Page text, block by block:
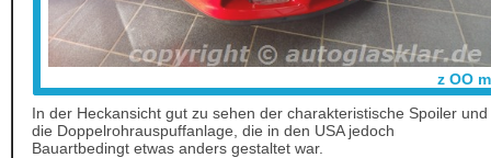
z OO m
In der Heckansicht gut zu sehen der charakteristische Spoiler und
die Doppelrohrauspuffanlage, die in den USA jedoch
Bauartbedingt etwas anders gestaltet war.